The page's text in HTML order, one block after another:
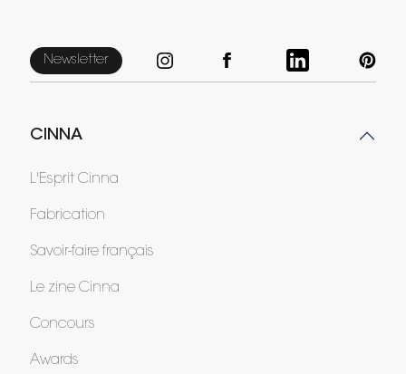
Newsletter
CINNA
L'Esprit Cinna
Fabrication
Savoir-faire français
Le zine Cinna
Concours
Awards